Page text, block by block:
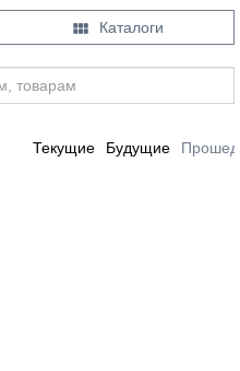
 Каталоги
Текущие Будущие